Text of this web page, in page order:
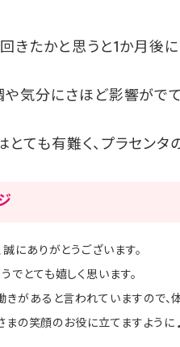
きたかと思うと1か月後
や気分にさほど影響がで
ても有難く、プラセンタ
にありがとうございます。
とても嬉しく思います。
があると言われていますので、
まの笑顔のお役に立てますように